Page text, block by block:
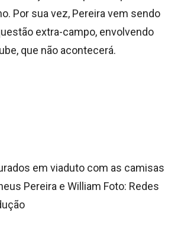
Por sua vez, Pereira vem sendo
extra-campo, envolvendo
que não acontecerá.
em viaduto com as camisas
Pereira e William Foto: Redes